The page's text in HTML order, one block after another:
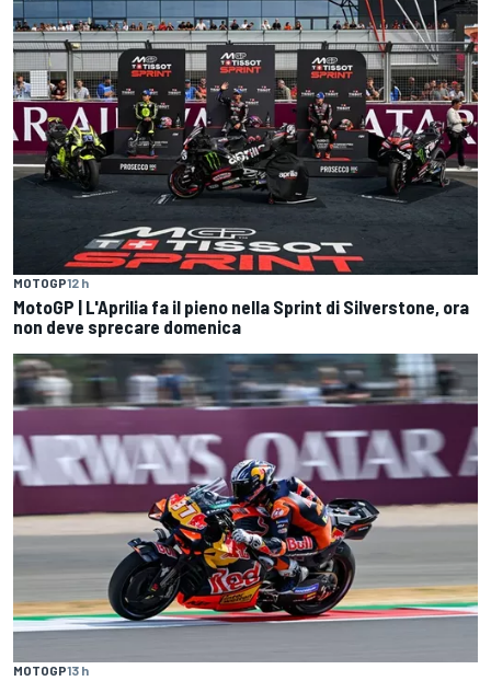
MOTOGP12 h
MotoGP | L'Aprilia fa il pieno nella Sprint di Silverstone, ora
non deve sprecare domenica
MOTOGP13 h